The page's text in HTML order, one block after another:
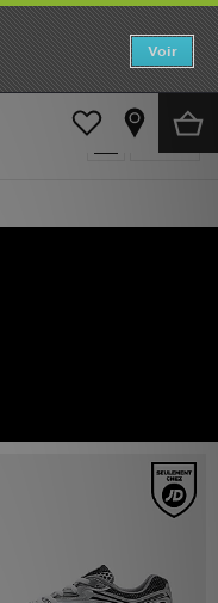
Voir